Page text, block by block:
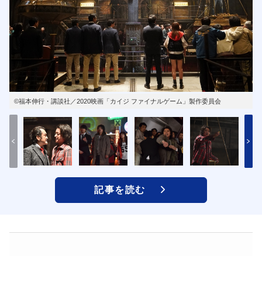
©福本伸行・講談社／2020映画「カイジ ファイナルゲーム」製作委員会
記事を読む